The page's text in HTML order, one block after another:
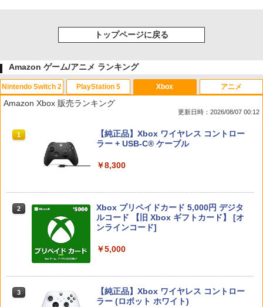
トップページに戻る
Amazon ゲーム/アニメ ランキング
Nintendo Switch 2
1
スプラトゥーン レイダース|オンライン
コード版
￥5,832
スプラトゥーン レイダース -Switch2
3 Nintendo Switch 2(日本語・国内専用)
PlayStation 5
1
PlayStation 5 デジタル・エディション
日本語専用 Console Language: Japan
Beast of Reincarnation -PS5 【特典】
プロダクトコード 封入
￥7,286
【純正品】ディスクドライブ(CFI-ZDD1
Xbox
Amazon Xbox 販売ランキング
更新日時：2026/08/07 00:12
1
【純正品】Xbox ワイヤレス コントロー
ラー + USB-C® ケーブル
￥8,300
2
Xbox プリペイドカード 5,000円 デジタ
ルコード 【旧 Xbox ギフトカード】 [オ
ンラインコード]
￥5,000
3
【純正品】Xbox ワイヤレス コントロー
ラー (ロボット ホワイト)
アニメ